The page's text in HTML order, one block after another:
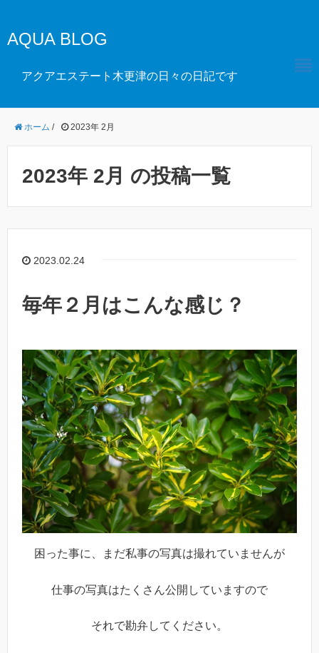
AQUA BLOG
アクアエステート木更津の日々の日記です
ホーム / 2023年 2月
2023年 2月 の投稿一覧
2023.02.24
毎年２月はこんな感じ？
困った事に、まだ私事の写真は撮れていませんが
仕事の写真はたくさん公開していますので
それで勘弁してください。